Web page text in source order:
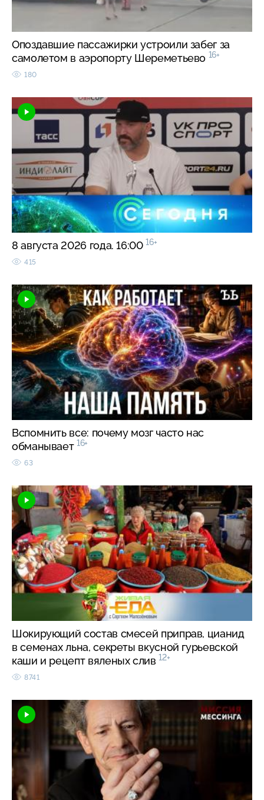
Опоздавшие пассажирки устроили забег за
самолетом в аэропорту Шереметьево 16+
180
8 августа 2026 года. 16:00 16+
415
Вспомнить все: почему мозг часто нас
обманывает 16+
63
Шокирующий состав смесей приправ, цианид
в семенах льна, секреты вкусной гурьевской
каши и рецепт вяленых слив 12+
8741